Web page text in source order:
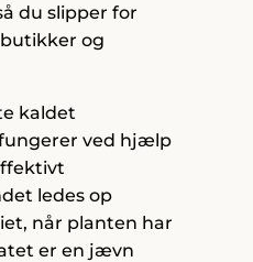
du slipper for
og
kaldet
ved hjælp
ledes op
når planten har
er en jævn